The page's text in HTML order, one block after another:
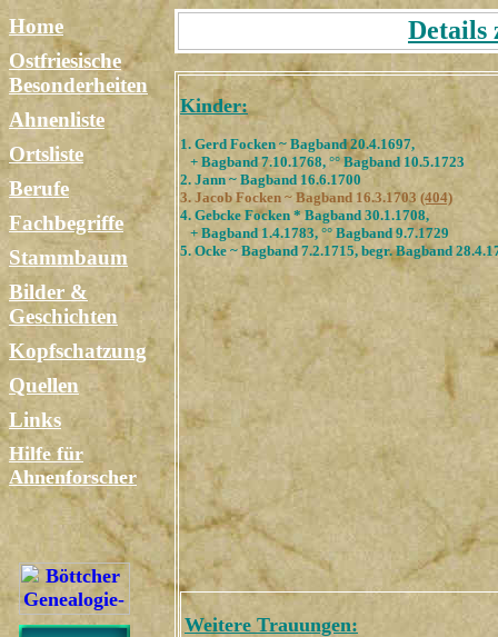
Home
Ostfriesische
Besonderheiten
Ahnenliste
Ortsliste
Berufe
Fachbegriffe
Stammbaum
Bilder &
Geschichten
Kopfschatzung
Quellen
Links
Hilfe für
Ahnenforscher
Details
Kinder:
1. Gerd Focken ~ Bagband 20.4.1697,
+ Bagband 7.10.1768, °° Bagband 10.5.1723
2. Jann ~ Bagband 16.6.1700
3. Jacob Focken ~ Bagband 16.3.1703 (404)
4. Gebcke Focken * Bagband 30.1.1708,
+ Bagband 1.4.1783, °° Bagband 9.7.1729
5. Ocke ~ Bagband 7.2.1715, begr. Bagband
Weitere Trauungen: